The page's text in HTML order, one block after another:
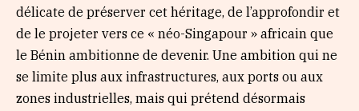
délicate de préserver cet héritage, de l’approfondir et
de le projeter vers ce « néo-Singapour » africain que
le Bénin ambitionne de devenir. Une ambition qui ne
se limite plus aux infrastructures, aux ports ou aux
zones industrielles, mais qui prétend désormais